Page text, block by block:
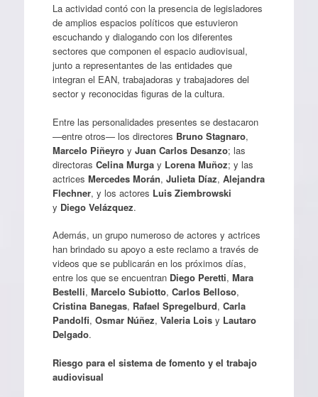
La actividad contó con la presencia de legisladores
de amplios espacios políticos que estuvieron
escuchando y dialogando con los diferentes
sectores que componen el espacio audiovisual,
junto a representantes de las entidades que
integran el EAN, trabajadoras y trabajadores del
sector y reconocidas figuras de la cultura.
Entre las personalidades presentes se destacaron
—entre otros— los directores Bruno Stagnaro,
Marcelo Piñeyroy Juan Carlos Desanzo; las
directoras Celina Murgay Lorena Muñoz; y las
actrices Mercedes Morán, Julieta Díaz, Alejandra
Flechner, y los actores Luis Ziembrowski
y Diego Velázquez.
Además, un grupo numeroso de actores y actrices
han brindado su apoyo a este reclamo a través de
videos que se publicarán en los próximos días,
entre los que se encuentran Diego Peretti, Mara
Bestelli, Marcelo Subiotto, Carlos Belloso,
Cristina Banegas, Rafael Spregelburd, Carla
Pandolfi, Osmar Núñez, Valeria Loisy Lautaro
Delgado.
Riesgo para el sistema de fomento y el trabajo
audiovisual